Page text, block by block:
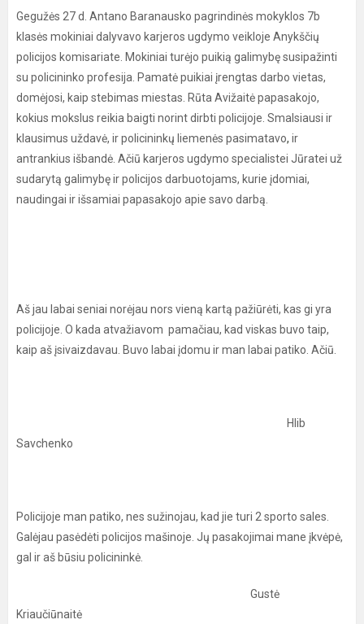
Gegužės 27 d. Antano Baranausko pagrindinės mokyklos 7b
klasės mokiniai dalyvavo karjeros ugdymo veikloje Anykščių
policijos komisariate. Mokiniai turėjo puikią galimybę susipažinti
su policininko profesija. Pamatė puikiai įrengtas darbo vietas,
domėjosi, kaip stebimas miestas. Rūta Avižaitė papasakojo,
kokius mokslus reikia baigti norint dirbti policijoje. Smalsiausi ir
klausimus uždavė, ir policininkų liemenės pasimatavo, ir
antrankius išbandė. Ačiū karjeros ugdymo specialistei Jūratei už
sudarytą galimybę ir policijos darbuotojams, kurie įdomiai,
naudingai ir išsamiai papasakojo apie savo darbą.
Aš jau labai seniai norėjau nors vieną kartą pažiūrėti, kas gi yra
policijoje. O kada atvažiavom pamačiau, kad viskas buvo taip,
kaip aš įsivaizdavau. Buvo labai įdomu ir man labai patiko. Ačiū.
Hlib
Savchenko
Policijoje man patiko, nes sužinojau, kad jie turi 2 sporto sales.
Galėjau pasėdėti policijos mašinoje. Jų pasakojimai mane įkvėpė,
gal ir aš būsiu policininkė.
Gustė
Kriaučiūnaitė